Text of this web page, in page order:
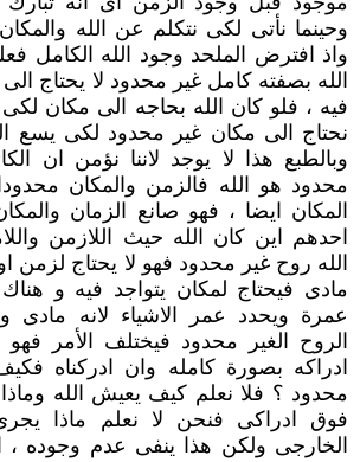
وحينما نأتى لكى نتكلم عن الله والمكان
واذ افترض الملحد وجود الله الكامل
الله بصفته كامل غير محدود لا يحتاج
فيه ، فلو كان الله بحاجه الى مكان
نحتاج الى مكان غير محدود لكى يسع
وبالطبع هذا لا يوجد لاننا نؤمن ان
محدود هو الله فالزمن والمكان
المكان ايضا ، فهو صانع الزمان
احدهم اين كان الله حيث اللازمن
الله روح غير محدود فهو لا يحتاج لزمن
مادى فيحتاج لمكان يتواجد فيه و
عمرة ويحدد عمر الاشياء لانه مادى
الروح الغير محدود فيختلف الأمر
ادراكه بصورة كامله وان ادركناه
محدود ؟ فلا نعلم كيف يعيش الله وماذا
فوق ادراكى فنحن لا نعلم ماذا
الخارجى ولكن هذا ينفى عدم وجوده ،